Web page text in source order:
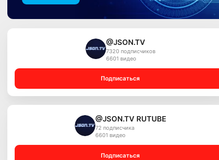
@JSON.TV
7320 подписчиков
6601 видео
Подписаться
@JSON.TV RUTUBE
72 подписчика
6601 видео
Подписаться